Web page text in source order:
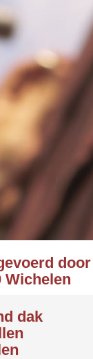
door
Wichelen
dak